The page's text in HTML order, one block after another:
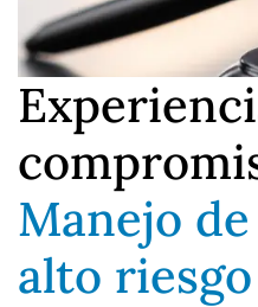
Manejo
alto riesgo